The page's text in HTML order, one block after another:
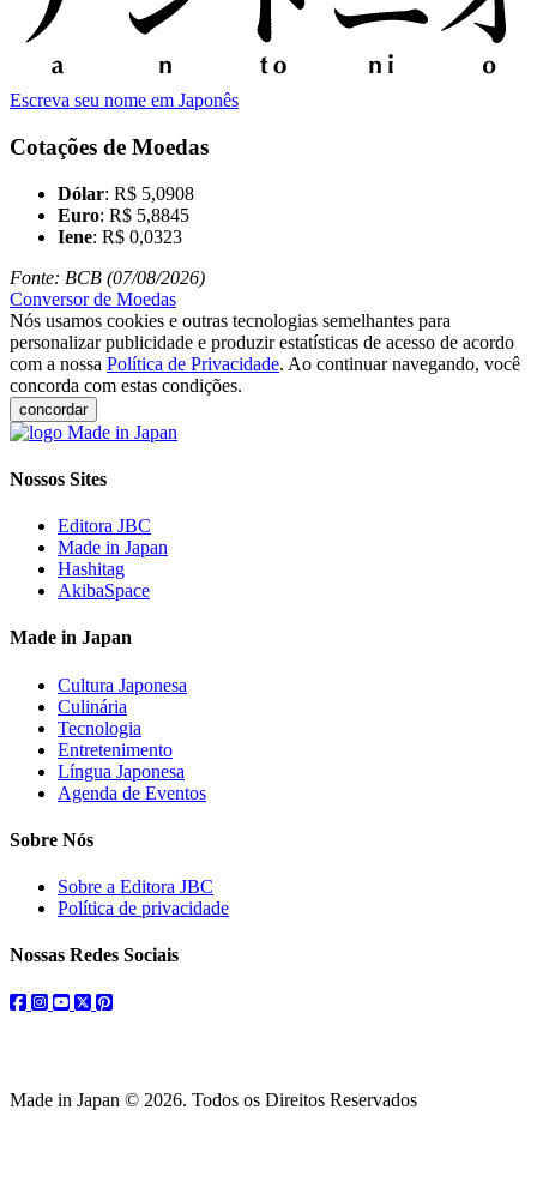
Escreva seu nome em Japonês
Cotações de Moedas
Dólar: R$ 5,0908
Euro: R$ 5,8845
Iene: R$ 0,0323
Fonte: BCB (07/08/2026)
Conversor de Moedas
Nós usamos cookies e outras tecnologias semelhantes para
personalizar publicidade e produzir estatísticas de acesso de acordo
com a nossa Política de Privacidade. Ao continuar navegando, você
concorda com estas condições.
concordar
Nossos Sites
Editora JBC
Made in Japan
Hashitag
AkibaSpace
Made in Japan
Cultura Japonesa
Culinária
Tecnologia
Entretenimento
Língua Japonesa
Agenda de Eventos
Sobre Nós
Sobre a Editora JBC
Política de privacidade
Nossas Redes Sociais
facebook
instagram
youtube
twitterpinterest
Made in Japan © 2026. Todos os Direitos Reservados